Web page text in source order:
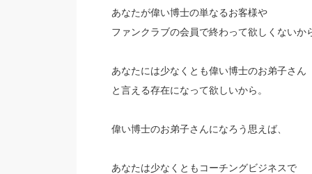
あなたが偉い博士の単なるお客様や
ファンクラブの会員で終わって欲しくないか
あなたには少なくとも偉い博士のお弟子さん
と言える存在になって欲しいから。
偉い博士のお弟子さんになろう思えば、
あなたは少なくともコーチングビジネスで